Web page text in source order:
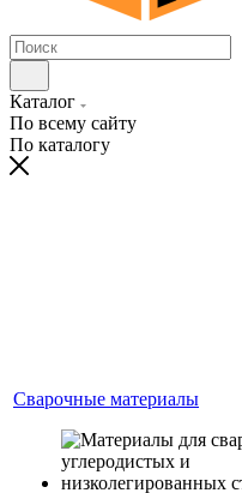
Каталог
По всему сайту
По каталогу
Сварочные материалы